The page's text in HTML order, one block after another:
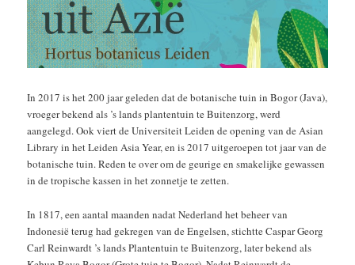
In 2017 is het 200 jaar geleden dat de botanische tuin in Bogor (Java),
vroeger bekend als ’s lands plantentuin te Buitenzorg, werd
aangelegd. Ook viert de Universiteit Leiden de opening van de Asian
Library in het Leiden Asia Year, en is 2017 uitgeroepen tot jaar van de
botanische tuin. Reden te over om de geurige en smakelijke gewassen
in de tropische kassen in het zonnetje te zetten.
In 1817, een aantal maanden nadat Nederland het beheer van
Indonesië terug had gekregen van de Engelsen, stichtte Caspar Georg
Carl Reinwardt ’s lands Plantentuin te Buitenzorg, later bekend als